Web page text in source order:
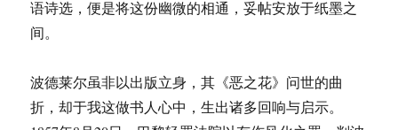
语诗选，便是将这份幽微的相通，妥帖安放于纸墨之
间。
波德莱尔虽非以出版立身，其《恶之花》问世的曲
折，却于我这做书人心中，生出诸多回响与启示。